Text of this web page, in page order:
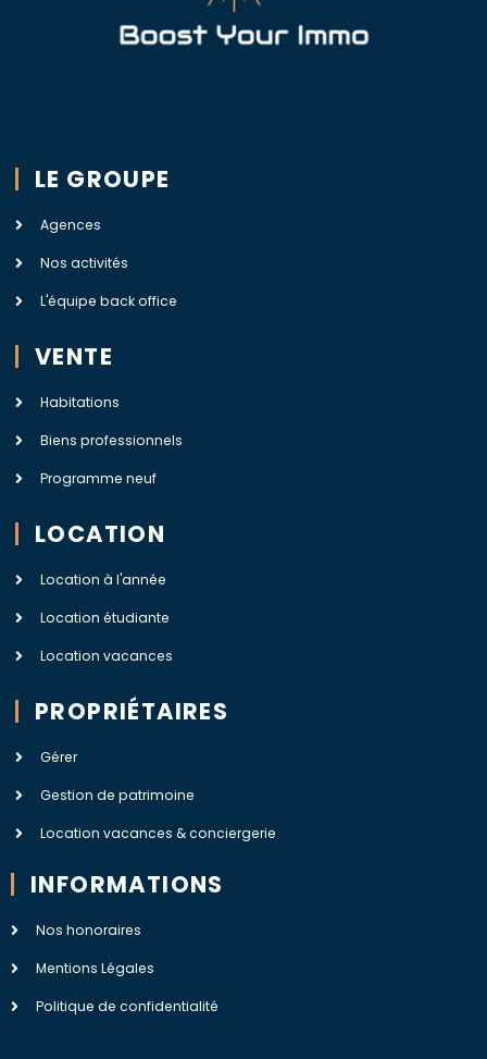
LE GROUPE
Agences
Nos activités
L'équipe back office
VENTE
Habitations
Biens professionnels
Programme neuf
LOCATION
Location à l'année
Location étudiante
Location vacances
PROPRIÉTAIRES
Gérer
Gestion de patrimoine
Location vacances & conciergerie
INFORMATIONS
Nos honoraires
Mentions Légales
Politique de confidentialité